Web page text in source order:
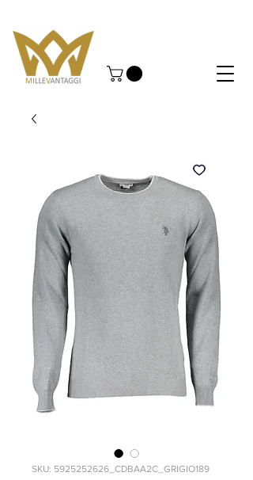
SKU: 5925252626_CDBAA2C_GRIGIO189